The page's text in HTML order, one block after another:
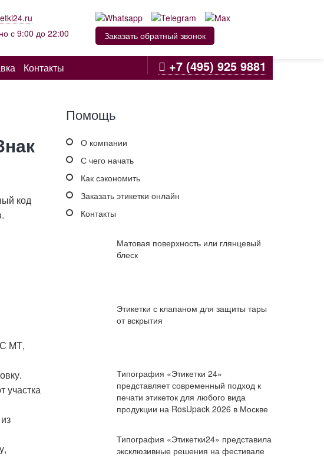
с 9:00 до 22:00
Заказать обратный звонок
Контакты +7 (495) 925 9881
код
МТ,
участка
Помощь
О компании
С чего начать
Как сэкономить
Заказать этикетки онлайн
Контакты
Матовая поверхность или глянцевый
блеск
Этикетки с клапаном для защиты тары
от вскрытия
Типография «Этикетки 24»
представляет современный подход к
печати этикеток для любого вида
продукции на RosUpack 2026 в Москве
Типография «Этикетки24» представила
эксклюзивные решения на фестивале